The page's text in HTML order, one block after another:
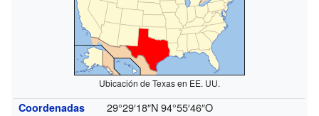
Ubicación de Texas en EE. UU.
Coordenadas 29°29′18″N 94°55′46″O